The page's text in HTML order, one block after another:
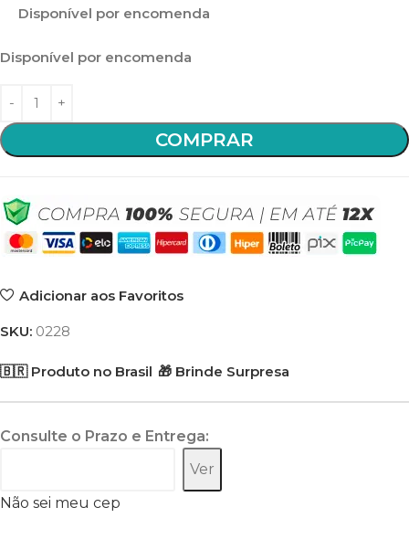
Disponível por encomenda
Disponível por encomenda
COMPRAR
Adicionar aos Favoritos
SKU: 0228
🇧🇷 Produto no Brasil 🎁 Brinde Surpresa
Consulte o Prazo e Entrega:
Ver
Não sei meu cep